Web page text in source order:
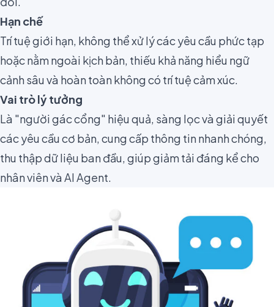
Hạn chế
Trí tuệ giới hạn, không thể xử lý các yêu cầu phức tạp
hoặc nằm ngoài kịch bản, thiếu khả năng hiểu ngữ
cảnh sâu và hoàn toàn không có trí tuệ cảm xúc.
Vai trò lý tưởng
Là "người gác cổng" hiệu quả, sàng lọc và giải quyết
các yêu cầu cơ bản, cung cấp thông tin nhanh chóng,
thu thập dữ liệu ban đầu, giúp giảm tải đáng kể cho
nhân viên và AI Agent.